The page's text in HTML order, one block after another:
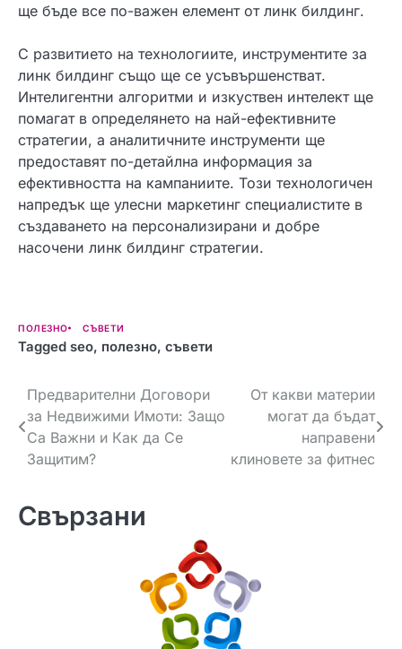
ще бъде все по-важен елемент от линк билдинг.
С развитието на технологиите, инструментите за
линк билдинг също ще се усъвършенстват.
Интелигентни алгоритми и изкуствен интелект ще
помагат в определянето на най-ефективните
стратегии, а аналитичните инструменти ще
предоставят по-детайлна информация за
ефективността на кампаниите. Този технологичен
напредък ще улесни маркетинг специалистите в
създаването на персонализирани и добре
насочени линк билдинг стратегии.
ПОЛЕЗНО СЪВЕТИ
Tagged seo, полезно, съвети
Навигация
Предварителни Договори
за Недвижими Имоти: Защо
Са Важни и Как да Се
Защитим?
От какви материи
могат да бъдат
направени
клиновете за фитнес
Свързани